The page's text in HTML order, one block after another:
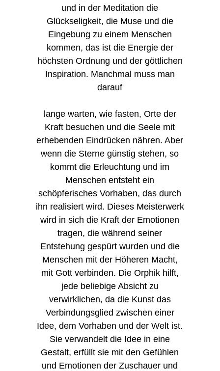
und in der Meditation die
Glückseligkeit, die Muse und die
Eingebung zu einem Menschen
kommen, das ist die Energie der
höchsten Ordnung und der göttlichen
Inspiration. Manchmal muss man
darauf
lange warten, wie fasten, Orte der
Kraft besuchen und die Seele mit
erhebenden Eindrücken nähren. Aber
wenn die Sterne günstig stehen, so
kommt die Erleuchtung und im
Menschen entsteht ein
schöpferisches Vorhaben, das durch
ihn realisiert wird. Dieses Meisterwerk
wird in sich die Kraft der Emotionen
tragen, die während seiner
Entstehung gespürt wurden und die
Menschen mit der Höheren Macht,
mit Gott verbinden. Die Orphik hilft,
jede beliebige Absicht zu
verwirklichen, da die Kunst das
Verbindungsglied zwischen einer
Idee, dem Vorhaben und der Welt ist.
Sie verwandelt die Idee in eine
Gestalt, erfüllt sie mit den Gefühlen
und Emotionen der Zuschauer und